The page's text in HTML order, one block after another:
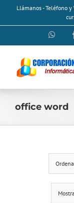
SaltarLlámanos - Teléfono
office word